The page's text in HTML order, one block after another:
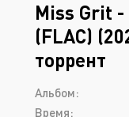
Miss Grit
(FLAC)
торрент
Альбом:
Время: